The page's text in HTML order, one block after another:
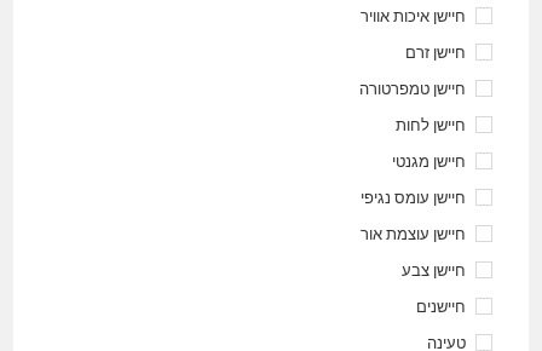
חיישן איכות אוויר
חיישן זרם
חיישן טמפרטורה
חיישן לחות
חיישן מגנטי
חיישן עומס נגיפי
חיישן עוצמת אור
חיישן צבע
חיישנים
טעינה